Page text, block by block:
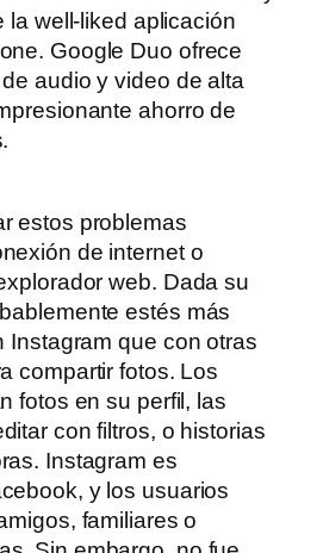
la well-liked aplicación
Google Duo ofrece
audio y video de alta
ahorro de
estos problemas
de internet o
web. Dada su
estés más
Instagram que con otras
compartir fotos. Los
fotos en su perfil, las
con filtros, o historias
Instagram es
y los usuarios
familiares o